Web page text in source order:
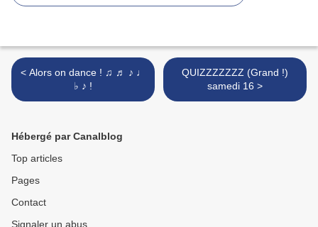
< Alors on dance ! ♫ ♬ ♪ ♩
♭ ♪ !
QUIZZZZZZZ (Grand !)
samedi 16 >
Hébergé par Canalblog
Top articles
Pages
Contact
Signaler un abus